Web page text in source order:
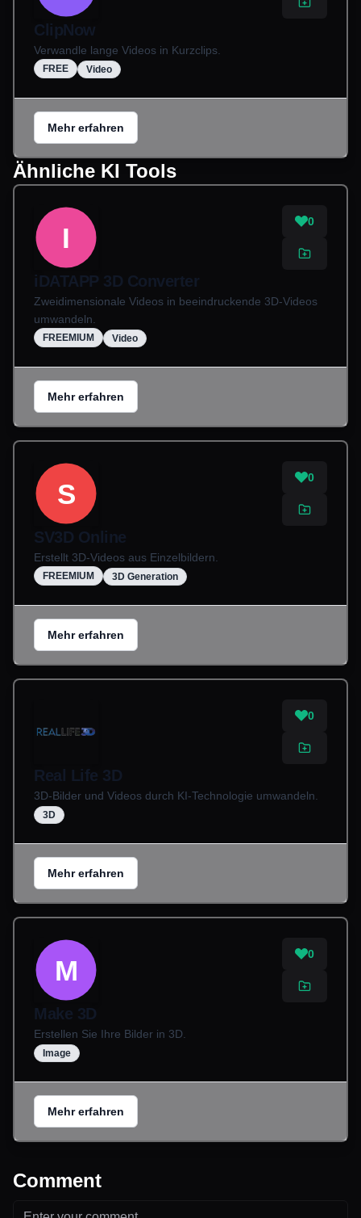
ClipNow
Verwandle lange Videos in Kurzclips.
FREE Video
Mehr erfahren
Ähnliche KI Tools
I
0
iDATAPP 3D Converter
Zweidimensionale Videos in beeindruckende 3D-Videos
umwandeln.
FREEMIUM Video
Mehr erfahren
S
0
SV3D Online
Erstellt 3D-Videos aus Einzelbildern.
FREEMIUM 3D Generation
Mehr erfahren
0
Real Life 3D
3D-Bilder und Videos durch KI-Technologie umwandeln.
3D
Mehr erfahren
M
0
Make 3D
Erstellen Sie Ihre Bilder in 3D.
Image
Mehr erfahren
Comment